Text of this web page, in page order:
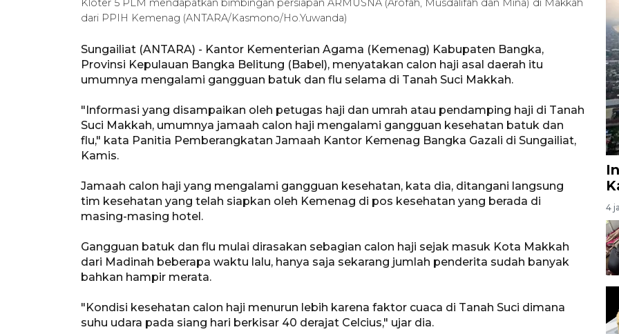
Kloter 5 PLM mendapatkan bimbingan persiapan ARMUSNA (Arofah, Musdalifah dan Mina) di Makkah
dari PPIH Kemenag (ANTARA/Kasmono/Ho.Yuwanda)
Sungailiat (ANTARA) - Kantor Kementerian Agama (Kemenag) Kabupaten Bangka,
Provinsi Kepulauan Bangka Belitung (Babel), menyatakan calon haji asal daerah itu
umumnya mengalami gangguan batuk dan flu selama di Tanah Suci Makkah.
"Informasi yang disampaikan oleh petugas haji dan umrah atau pendamping haji di Tanah
Suci Makkah, umumnya jamaah calon haji mengalami gangguan kesehatan batuk dan
flu," kata Panitia Pemberangkatan Jamaah Kantor Kemenag Bangka Gazali di Sungailiat,
Kamis.
Jamaah calon haji yang mengalami gangguan kesehatan, kata dia, ditangani langsung
tim kesehatan yang telah siapkan oleh Kemenag di pos kesehatan yang berada di
masing-masing hotel.
Gangguan batuk dan flu mulai dirasakan sebagian calon haji sejak masuk Kota Makkah
dari Madinah beberapa waktu lalu, hanya saja sekarang jumlah penderita sudah banyak
bahkan hampir merata.
"Kondisi kesehatan calon haji menurun lebih karena faktor cuaca di Tanah Suci dimana
suhu udara pada siang hari berkisar 40 derajat Celcius," ujar dia.
4